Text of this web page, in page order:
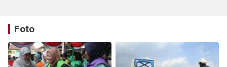
Foto